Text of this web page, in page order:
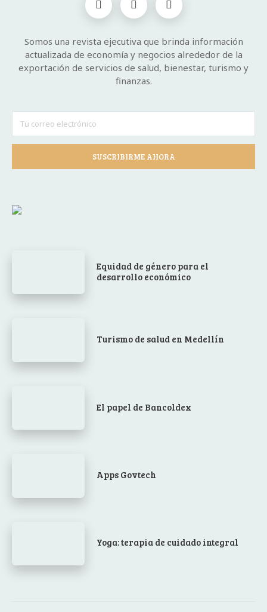
Somos una revista ejecutiva que brinda información
actualizada de economía y negocios alrededor de la
exportación de servicios de salud, bienestar, turismo y
finanzas.
SUSCRIBIRME AHORA
Equidad de género para el
desarrollo económico
Turismo de salud en Medellín
El papel de Bancoldex
Apps Govtech
Yoga: terapia de cuidado integral